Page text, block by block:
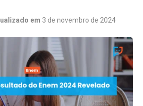
em 3 de novembro de 2024